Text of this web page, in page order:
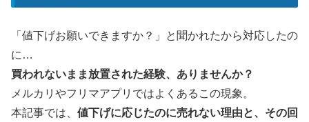
「値下げお願いできますか？」と聞かれたから対応したの
に…
買われないまま放置された経験、ありませんか？
メルカリやフリマアプリではよくあるこの現象。
本記事では、 値下げに応じたのに売れない理由と、その回